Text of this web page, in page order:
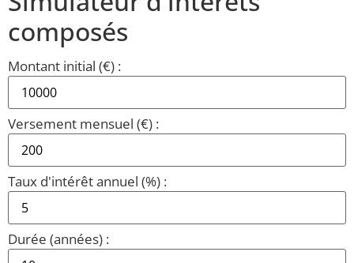
composés
Montant initial (€) :
Versement mensuel (€) :
Taux d'intérêt annuel (%) :
Durée (années) :